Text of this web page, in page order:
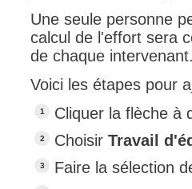
Une seule personne
calcul de l'effort sera
de chaque intervenant.
Voici les étapes pour
Cliquer la flèche à
Choisir Travail
Faire la sélection